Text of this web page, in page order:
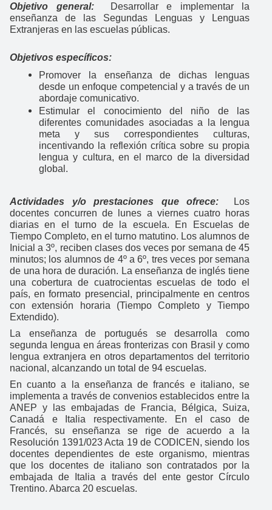
Objetivo general:
Desarrollar e implementar la
enseñanza de las Segundas Lenguas y Lenguas
Extranjeras en las escuelas públicas.
Objetivos específicos:
Promover la enseñanza de dichas lenguas
desde un enfoque competencial y a través de un
abordaje comunicativo.
Estimular el conocimiento del niño de las
diferentes comunidades asociadas a la lengua
meta y sus correspondientes culturas,
incentivando la reflexión crítica sobre su propia
lengua y cultura, en el marco de la diversidad
global.
Actividades y/o prestaciones que ofrece:
Los
docentes concurren de lunes a viernes cuatro horas
diarias en el turno de la escuela. En Escuelas de
Tiempo Completo, en el turno matutino. Los alumnos de
Inicial a 3º, reciben clases dos veces por semana de 45
minutos; los alumnos de 4º a 6º, tres veces por semana
de una hora de duración. La enseñanza de inglés tiene
una cobertura de cuatrocientas escuelas de todo el
país, en formato presencial, principalmente en centros
con extensión horaria (Tiempo Completo y Tiempo
Extendido).
La enseñanza de portugués se desarrolla como
segunda lengua en áreas fronterizas con Brasil y como
lengua extranjera en otros departamentos del territorio
nacional, alcanzando un total de 94 escuelas.
En cuanto a la enseñanza de francés e italiano, se
implementa a través de convenios establecidos entre la
ANEP y las embajadas de Francia, Bélgica, Suiza,
Canadá e Italia respectivamente. En el caso de
Francés, su enseñanza se rige de acuerdo a la
Resolución 1391/023 Acta 19 de CODICEN, siendo los
docentes dependientes de este organismo, mientras
que los docentes de italiano son contratados por la
embajada de Italia a través del ente gestor Círculo
Trentino. Abarca 20 escuelas.